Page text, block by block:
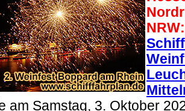
NRW:
am Samstag, 3. Oktober